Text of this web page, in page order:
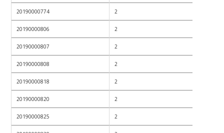
20190000774 2
20190000806 2
20190000807 2
20190000808 2
20190000818 2
20190000820 2
20190000825 2